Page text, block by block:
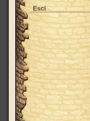
Esci